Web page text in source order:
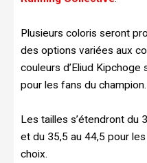
Plusieurs coloris seront
des options variées aux
couleurs d’Eliud
pour les fans du champion.
Les tailles s’étendront du
et du 35,5 au 44,5 pour
choix.